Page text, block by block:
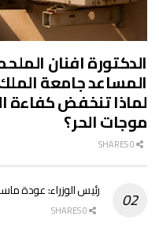
الدكتورة افنان
المساعد جامعة
لماذا تنخفض كفاءة
موجات الحر؟
رئيس الوزراء: عودة